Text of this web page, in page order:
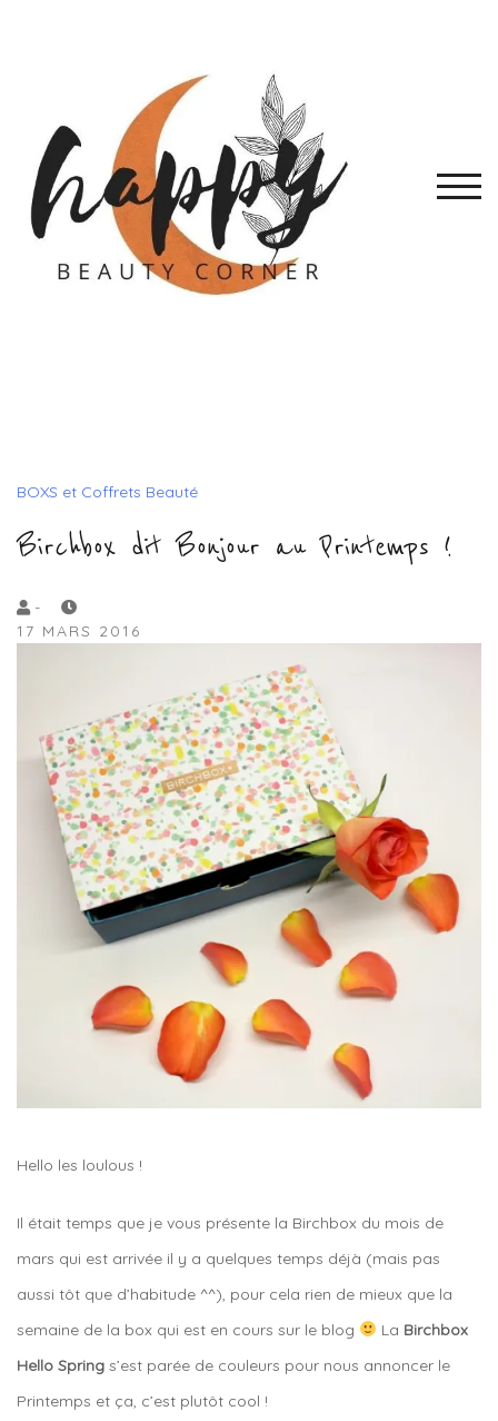
BOXS et Coffrets Beauté
Birchbox dit Bonjour au Printemps !
by
Lola
-
17 MARS 2016
Hello les loulous !
Il était temps que je vous présente la Birchbox du mois de
mars qui est arrivée il y a quelques temps déjà (mais pas
aussi tôt que d’habitude ^^), pour cela rien de mieux que la
semaine de la box qui est en cours sur le blog
La Birchbox
Hello Spring s’est parée de couleurs pour nous annoncer le
Printemps et ça, c’est plutôt cool !